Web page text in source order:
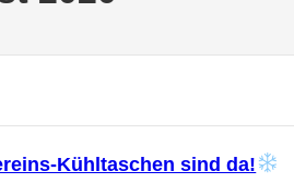
Kühltaschen sind da!